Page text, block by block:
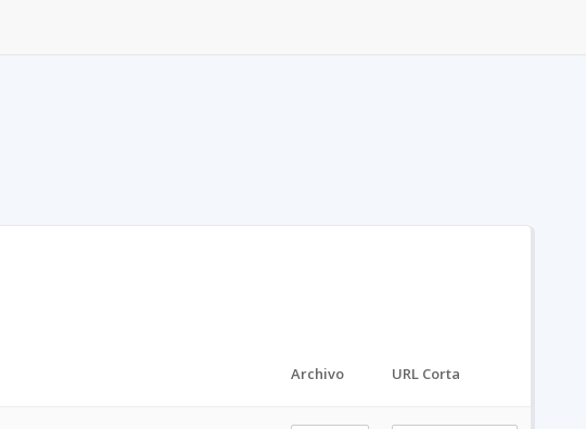
Archivo URL Corta